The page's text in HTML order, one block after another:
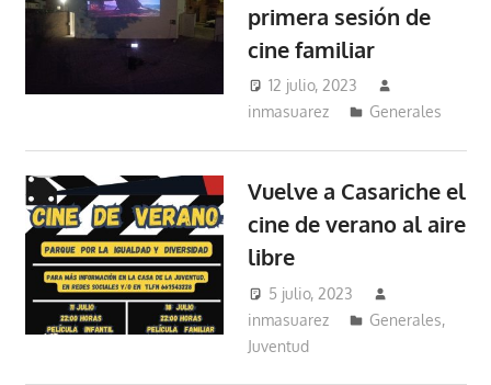
primera sesión de
cine familiar
12 julio, 2023
inmasuarez
Generales
Vuelve a Casariche el
cine de verano al aire
libre
5 julio, 2023
inmasuarez
Generales,
Juventud